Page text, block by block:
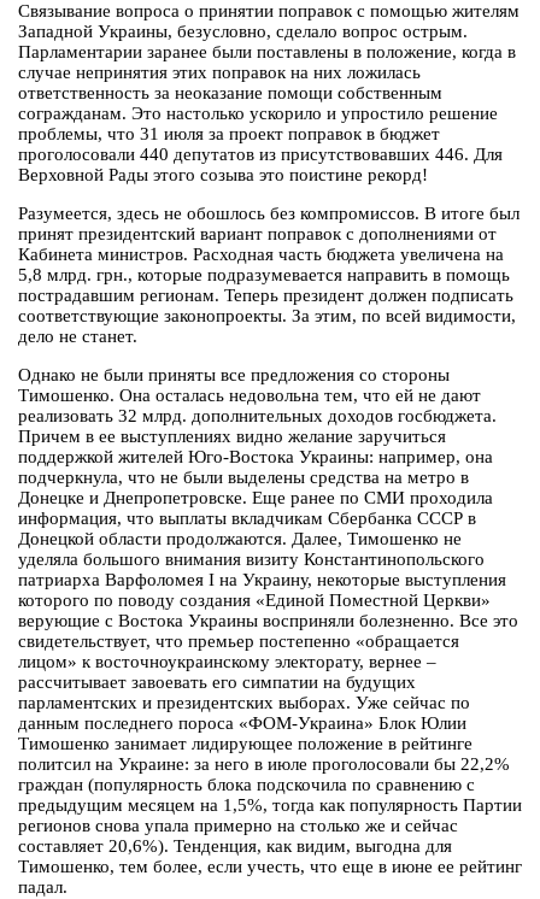
Связывание вопроса о принятии поправок с помощью жителям
Западной Украины, безусловно, сделало вопрос острым.
Парламентарии заранее были поставлены в положение, когда в
случае непринятия этих поправок на них ложилась
ответственность за неоказание помощи собственным
согражданам. Это настолько ускорило и упростило решение
проблемы, что 31 июля за проект поправок в бюджет
проголосовали 440 депутатов из присутствовавших 446. Для
Верховной Рады этого созыва это поистине рекорд!
Разумеется, здесь не обошлось без компромиссов. В итоге был
принят президентский вариант поправок с дополнениями от
Кабинета министров. Расходная часть бюджета увеличена на
5,8 млрд. грн., которые подразумевается направить в помощь
пострадавшим регионам. Теперь президент должен подписать
соответствующие законопроекты. За этим, по всей видимости,
дело не станет.
Однако не были приняты все предложения со стороны
Тимошенко. Она осталась недовольна тем, что ей не дают
реализовать 32 млрд. дополнительных доходов госбюджета.
Причем в ее выступлениях видно желание заручиться
поддержкой жителей Юго-Востока Украины: например, она
подчеркнула, что не были выделены средства на метро в
Донецке и Днепропетровске. Еще ранее по СМИ проходила
информация, что выплаты вкладчикам Сбербанка СССР в
Донецкой области продолжаются. Далее, Тимошенко не
уделяла большого внимания визиту Константинопольского
патриарха Варфоломея I на Украину, некоторые выступления
которого по поводу создания «Единой Поместной Церкви»
верующие с Востока Украины восприняли болезненно. Все это
свидетельствует, что премьер постепенно «обращается
лицом» к восточноукраинскому электорату, вернее –
рассчитывает завоевать его симпатии на будущих
парламентских и президентских выборах. Уже сейчас по
данным последнего пороса «ФОМ-Украина» Блок Юлии
Тимошенко занимает лидирующее положение в рейтинге
политсил на Украине: за него в июле проголосовали бы 22,2%
граждан (популярность блока подскочила по сравнению с
предыдущим месяцем на 1,5%, тогда как популярность Партии
регионов снова упала примерно на столько же и сейчас
составляет 20,6%). Тенденция, как видим, выгодна для
Тимошенко, тем более, если учесть, что еще в июне ее рейтинг
падал.